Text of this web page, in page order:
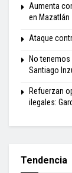
Aumenta
en Mazatlán
Ataque
No
Santiago
Refuerzan
ilegales:
Tendencia